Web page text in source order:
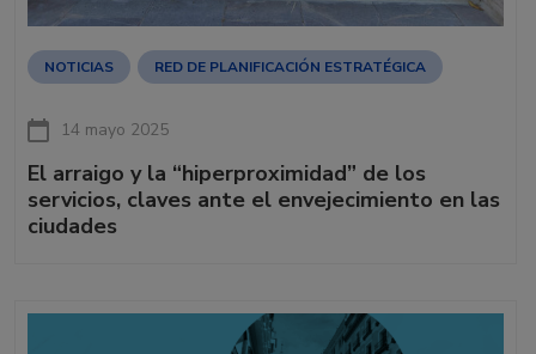
NOTICIAS RED DE PLANIFICACIÓN ESTRATÉGICA
14 mayo 2025
El arraigo y la “hiperproximidad” de los
servicios, claves ante el envejecimiento en las
ciudades